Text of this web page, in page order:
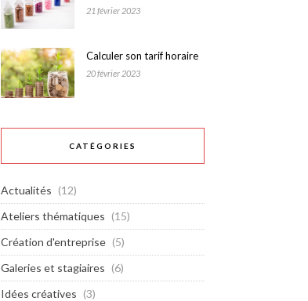
21 février 2023
Calculer son tarif horaire
20 février 2023
CATÉGORIES
Actualités (12)
Ateliers thématiques (15)
Création d'entreprise (5)
Galeries et stagiaires (6)
Idées créatives (3)